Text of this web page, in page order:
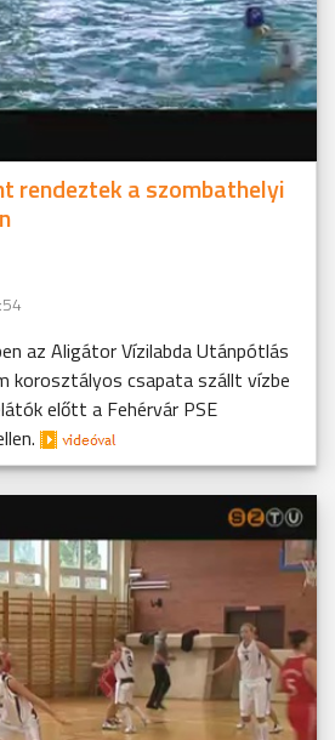
rendeztek a szombathelyi
az Aligátor Vízilabda Utánpótlás
korosztályos csapata szállt vízbe
előtt a Fehérvár PSE